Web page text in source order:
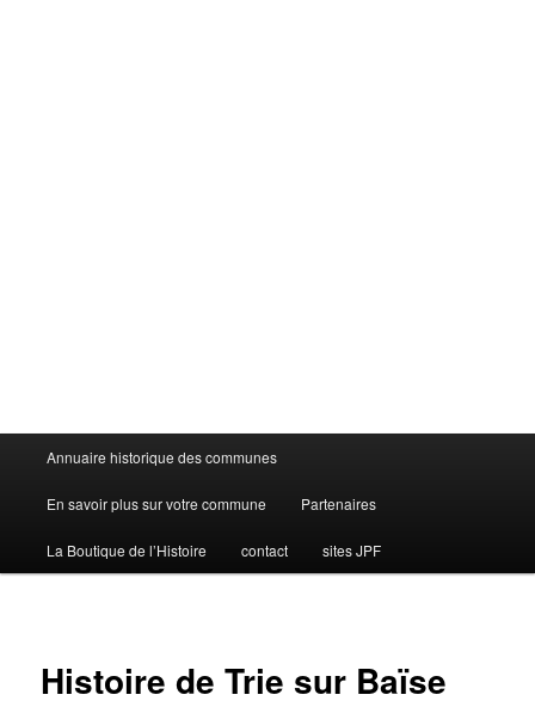
Menu
principal
Annuaire historique des communes
En savoir plus sur votre commune Partenaires
La Boutique de l’Histoire contact sites JPF
Histoire de Trie sur Baïse